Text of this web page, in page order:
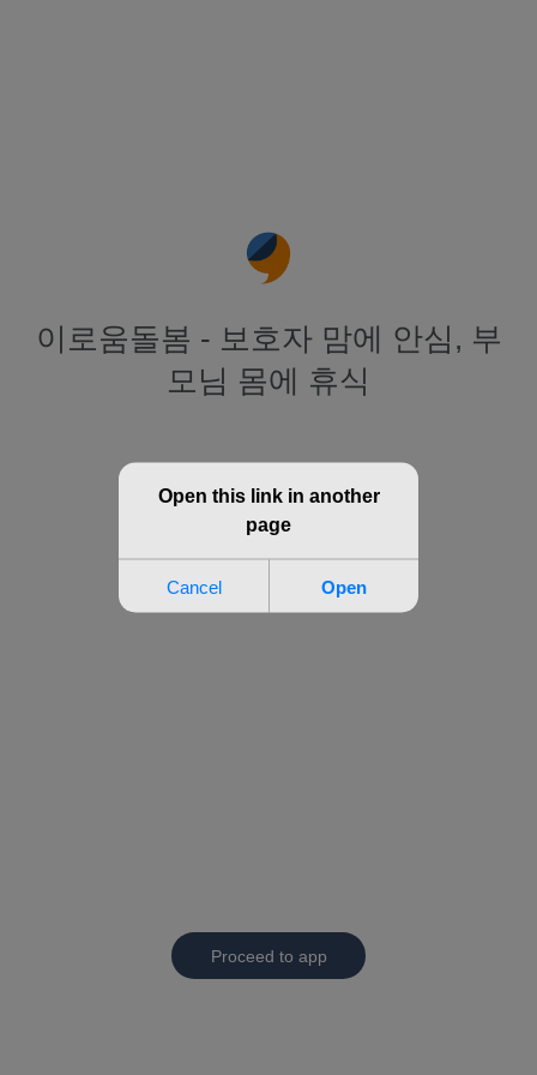
이로움돌봄 - 보호자 맘에 안심, 부
모님 몸에 휴식
Proceed to app